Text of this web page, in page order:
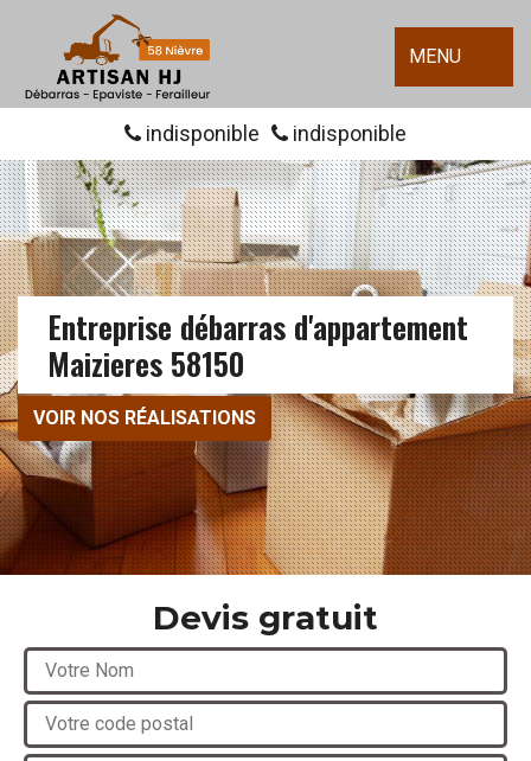
MENU
indisponible indisponible
Entreprise débarras d'appartement
Maizieres 58150
VOIR NOS RÉALISATIONS
Devis gratuit